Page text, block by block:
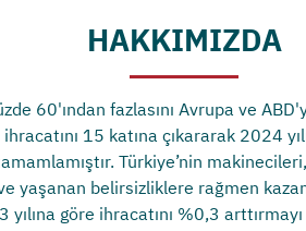
HAKKIMIZDA
60'ından fazlasını Avrupa ve
15 katına çıkararak 2024
Türkiye’nin
yaşanan belirsizliklere rağmen
yılına göre ihracatını %0,3 arttırmayı